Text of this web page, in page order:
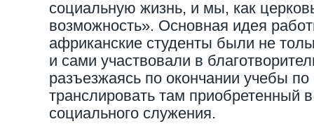
социальную жизнь, и мы, как
возможность». Основная идея
африканские студенты были не
и сами участвовали в
разъезжаясь по окончании учебы
транслировать там приобретенный
социального служения.